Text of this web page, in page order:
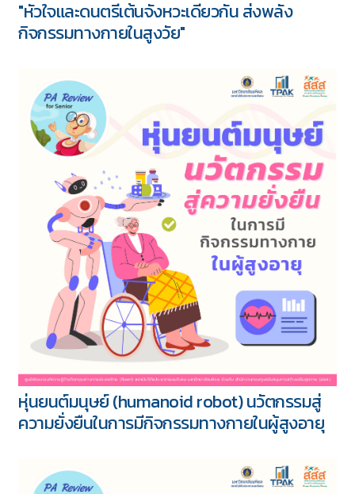
"หัวใจและดนตรีเต้นจังหวะเดียวกัน ส่งพลัง
กิจกรรมทางกายในสูงวัย"
หุ่นยนต์มนุษย์ (humanoid robot) นวัตกรรมสู่
ความยั่งยืนในการมีกิจกรรมทางกายในผู้สูงอายุ